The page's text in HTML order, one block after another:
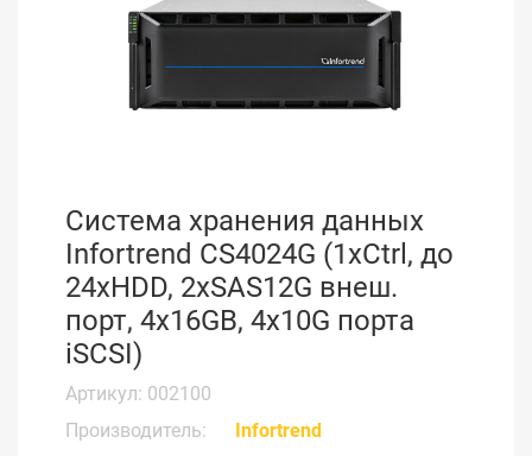
Система хранения данных
Infortrend CS4024G (1xCtrl, до
24xHDD, 2xSAS12G внеш.
порт, 4x16GB, 4x10G порта
iSCSI)
Артикул: 002100
Производитель:
Infortrend